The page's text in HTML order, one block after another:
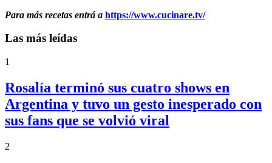
Para más recetas entrá a https://www.cucinare.tv/
Las más leídas
1
Rosalía terminó sus cuatro shows en
Argentina y tuvo un gesto inesperado con
sus fans que se volvió viral
2